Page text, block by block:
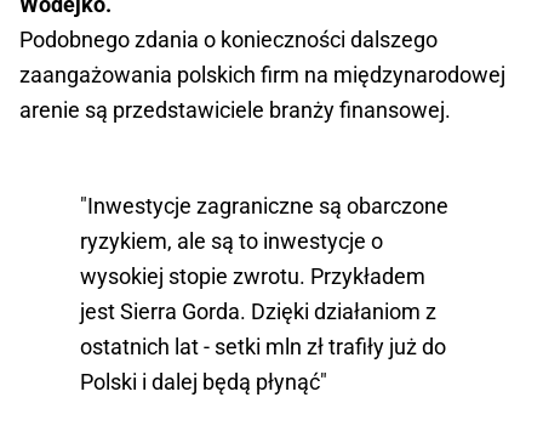
Podobnego zdania o konieczności dalszego
zaangażowania polskich firm na międzynarodowej
arenie są przedstawiciele branży finansowej.
"Inwestycje zagraniczne są obarczone
ryzykiem, ale są to inwestycje o
wysokiej stopie zwrotu. Przykładem
jest Sierra Gorda. Dzięki działaniom z
ostatnich lat - setki mln zł trafiły już do
Polski i dalej będą płynąć"